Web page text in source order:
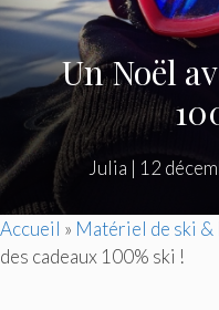
Un Noël
Julia | 12
Accueil » Matériel de ski &
des cadeaux 100% ski !